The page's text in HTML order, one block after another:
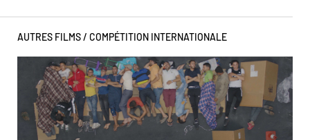
AUTRES FILMS / COMPÉTITION INTERNATIONALE